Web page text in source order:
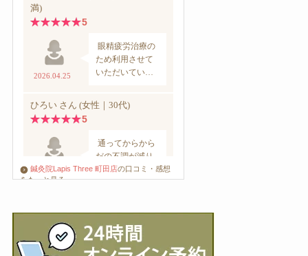
鍼灸院Lapis Three 町田店の口コミ・感想
をもっと見る